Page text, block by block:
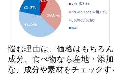
悩む理由は、価格はもちろ
成分、食べ物なら産地・添
な、成分や素材をチェック